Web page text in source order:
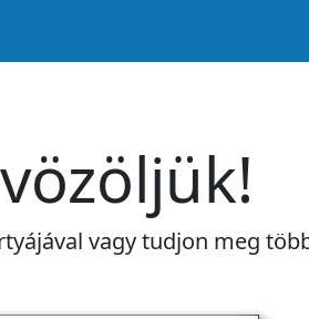
vagy tudjon meg